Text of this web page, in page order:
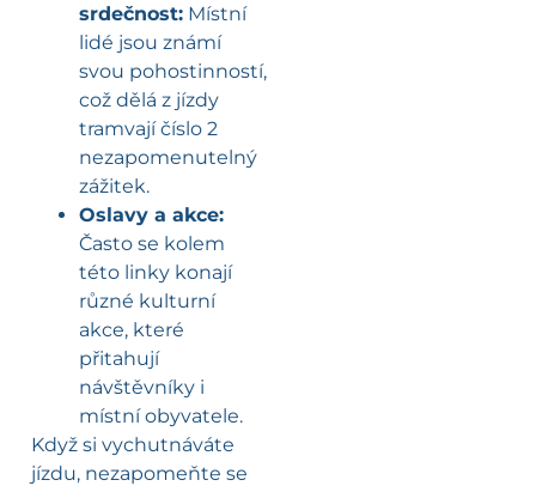
srdečnost: Místní
lidé jsou známí
svou pohostinností,
což dělá z jízdy
tramvají číslo 2
nezapomenutelný
zážitek.
Oslavy a akce:
Často se kolem
této linky konají
různé kulturní
akce, které
přitahují
návštěvníky i
místní obyvatele.
Když si vychutnáváte
jízdu, nezapomeňte se